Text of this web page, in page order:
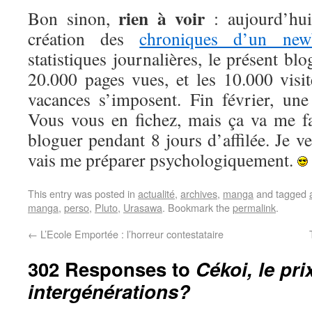
Bon sinon,rien à voir :
création deschroniques d’un
statistiques journalières, le présent
20.000 pages vues, et les 10.000
vacances s’imposent. Fin février,
Vous vous en fichez, mais ça va me
bloguer pendant 8 jours d’affilée. Je
vais me préparer psychologiquement.
This entry was posted in actualité, archives, manga and tagged
manga, perso, Pluto, Urasawa. Bookmark thepermalink.
← L’Ecole Emportée : l’horreur contestataire
302 Responses to Cékoi, le
intergénérations?